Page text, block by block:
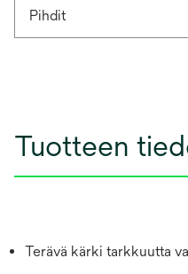
Pihdit
Tuotteen
Terävä kärki tarkkuutta